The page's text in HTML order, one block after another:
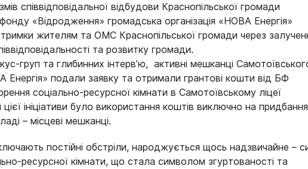
співвідповідальної відбудови Краснопільської громади
«Відродження» громадська організація «НОВА Енергія»
жителям та ОМС Краснопільської громади через
та розвитку громади.
груп та глибинних інтерв’ю, активні мешканці
подали заявку та отримали грантові кошти від БФ
соціально-ресурсної кімнати в Самотоївському ліцеї
ініціативи було використання коштів виключно на придбання
– місцеві мешканці.
постійні обстріли, народжується щось надзвичайне –
ресурсної кімнати, що стала символом згуртованості та